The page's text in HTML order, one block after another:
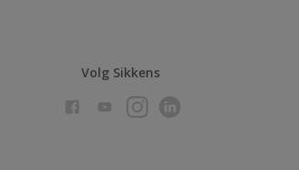
Volg Sikkens